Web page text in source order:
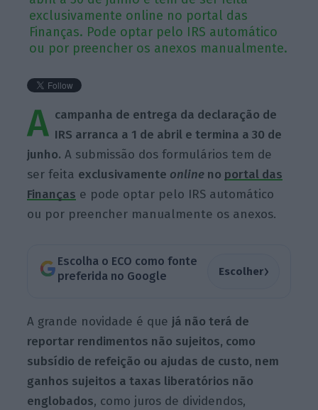
exclusivamente online no portal das
Finanças. Pode optar pelo IRS automático
ou por preencher os anexos manualmente.
A campanha de entrega da declaração de
IRS arranca a 1 de abril e termina a 30 de
junho. A submissão dos formulários tem de
ser feita exclusivamente online no portal das
Finanças e pode optar pelo IRS automático
ou por preencher manualmente os anexos.
Escolha o ECO como fonte
preferida no Google
Escolher›
A grande novidade é que já não terá de
reportar rendimentos não sujeitos, como
subsídio de refeição ou ajudas de custo, nem
ganhos sujeitos a taxas liberatórios não
englobados, como juros de dividendos,